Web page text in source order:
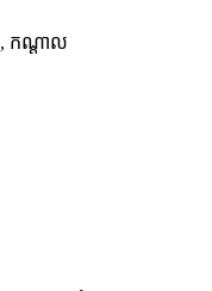
, កណ្តាល